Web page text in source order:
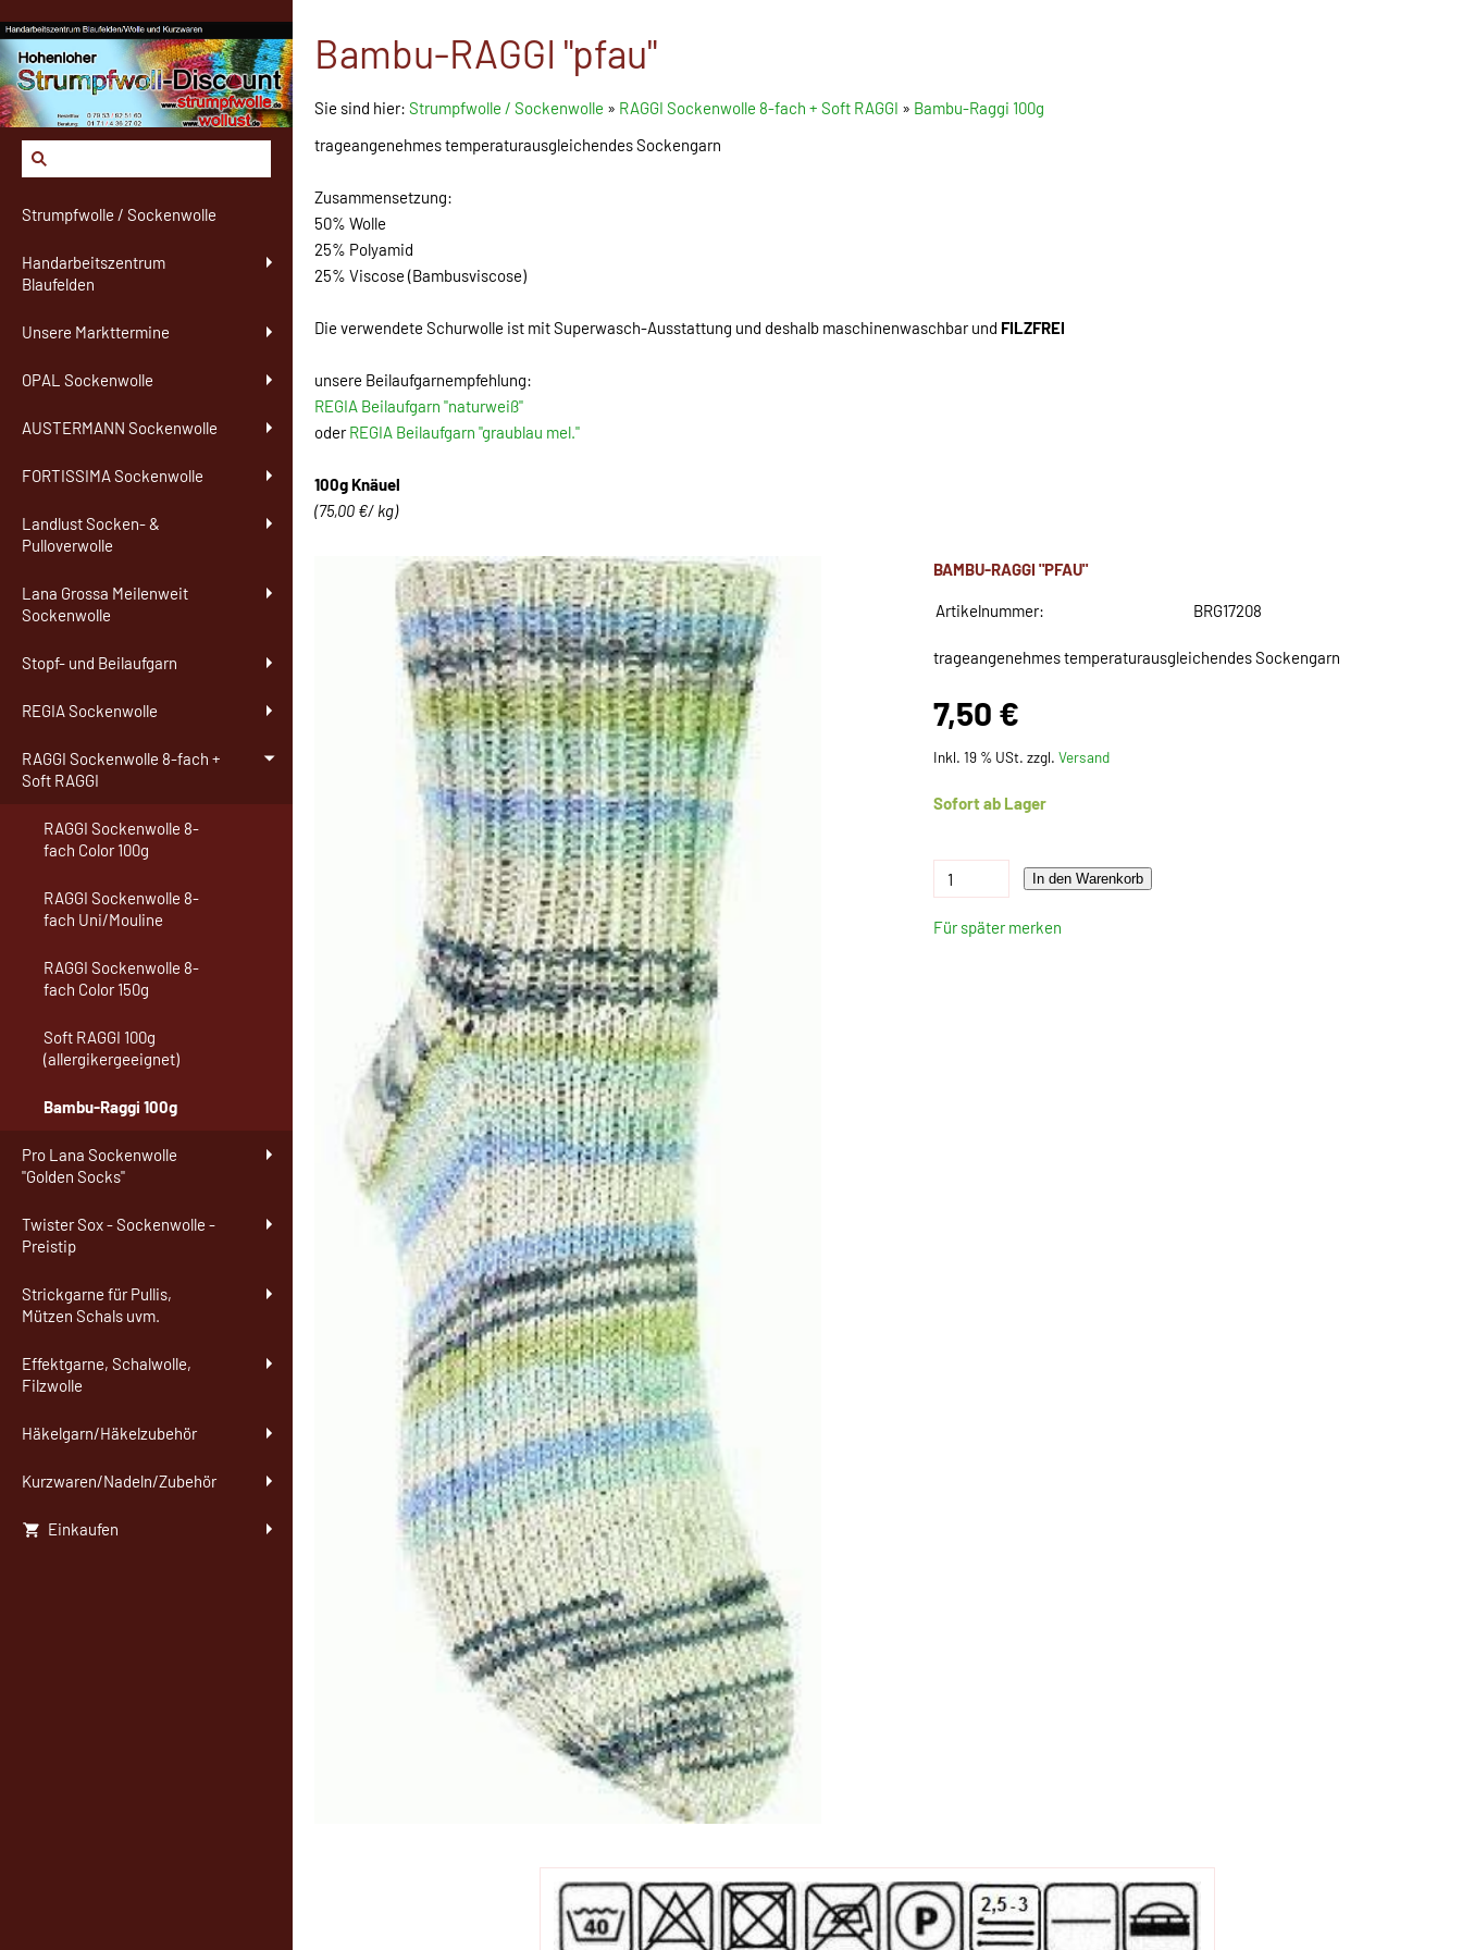
Strumpfwolle / Sockenwolle
Handarbeitszentrum
Blaufelden
Unsere Markttermine
OPAL Sockenwolle
AUSTERMANN Sockenwolle
FORTISSIMA Sockenwolle
Landlust Socken- &
Pulloverwolle
Lana Grossa Meilenweit
Sockenwolle
Stopf- und Beilaufgarn
REGIA Sockenwolle
RAGGI Sockenwolle 8-fach +
Soft RAGGI
RAGGI Sockenwolle 8-
fach Color 100g
RAGGI Sockenwolle 8-
fach Uni/Mouline
RAGGI Sockenwolle 8-
fach Color 150g
Soft RAGGI 100g
(allergikergeeignet)
Bambu-Raggi 100g
Pro Lana Sockenwolle
"Golden Socks"
Twister Sox - Sockenwolle -
Preistip
Strickgarne für Pullis,
Mützen Schals uvm.
Effektgarne, Schalwolle,
Filzwolle
Häkelgarn/Häkelzubehör
Kurzwaren/Nadeln/Zubehör
Einkaufen
Bambu-RAGGI "pfau"
Sie sind hier: Strumpfwolle / Sockenwolle » RAGGI Sockenwolle 8-fach + Soft RAGGI » Bambu-Raggi 100g
trageangenehmes temperaturausgleichendes Sockengarn
Zusammensetzung:
50% Wolle
25% Polyamid
25% Viscose (Bambusviscose)
Die verwendete Schurwolle ist mit Superwasch-Ausstattung und deshalb maschinenwaschbar und FILZFREI
unsere Beilaufgarnempfehlung:
REGIA Beilaufgarn "naturweiß"
oderREGIA Beilaufgarn "graublau mel."
100g Knäuel
(75,00 €/ kg)
BAMBU-RAGGI "PFAU"
Artikelnummer: BRG17208
trageangenehmes temperaturausgleichendes Sockengarn
7,50 €
Inkl. 19 % USt. zzgl.Versand
Sofort ab Lager
In den Warenkorb
Für später merken